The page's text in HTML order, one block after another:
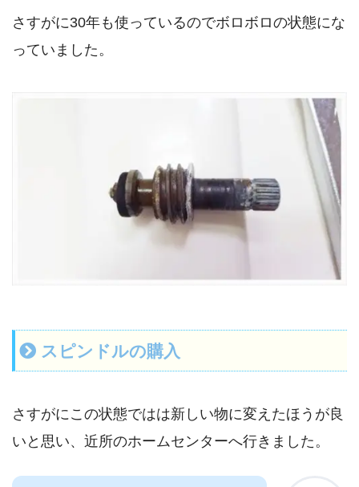
さすがに30年も使っているのでボロボロの状態にな
っていました。
スピンドルの購入
さすがにこの状態ではは新しい物に変えたほうが良
いと思い、近所のホームセンターへ行きました。